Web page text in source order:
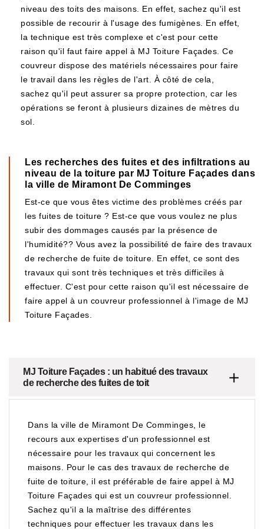
niveau des toits des maisons. En effet, sachez qu'il est
possible de recourir à l'usage des fumigènes. En effet,
la technique est très complexe et c'est pour cette
raison qu'il faut faire appel à MJ Toiture Façades. Ce
couvreur dispose des matériels nécessaires pour faire
le travail dans les règles de l'art. À côté de cela,
sachez qu'il peut assurer sa propre protection, car les
opérations se feront à plusieurs dizaines de mètres du
sol.
Les recherches des fuites et des infiltrations au
niveau de la toiture par MJ Toiture Façades dans
la ville de Miramont De Comminges
Est-ce que vous êtes victime des problèmes créés par
les fuites de toiture ? Est-ce que vous voulez ne plus
subir des dommages causés par la présence de
l'humidité?? Vous avez la possibilité de faire des travaux
de recherche de fuite de toiture. En effet, ce sont des
travaux qui sont très techniques et très difficiles à
effectuer. C'est pour cette raison qu'il est nécessaire de
faire appel à un couvreur professionnel à l'image de MJ
Toiture Façades.
MJ Toiture Façades : un habitué des travaux
de recherche des fuites de toit
Dans la ville de Miramont De Comminges, le
recours aux expertises d'un professionnel est
nécessaire pour les travaux qui concernent les
maisons. Pour le cas des travaux de recherche de
fuite de toiture, il est préférable de faire appel à MJ
Toiture Façades qui est un couvreur professionnel.
Sachez qu'il a la maîtrise des différentes
techniques pour effectuer les travaux dans les